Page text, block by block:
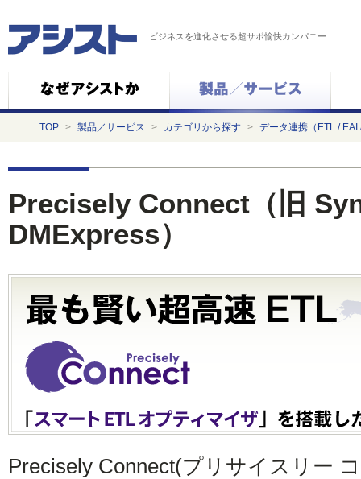
ビジネスを進化させる超サポ愉快カンパニー
TOP > 製品／サービス > カテゴリから探す > データ連携（ETL / EAI
Precisely Connect（旧
DMExpress）
Precisely Connect(プリサイスリー